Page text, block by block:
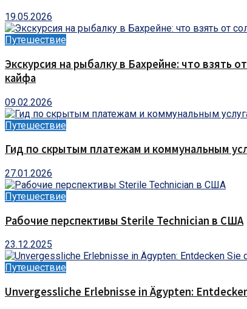
19.05.2026
Путешествие
Экскурсия на рыбалку в Бахрейне: что взять
кайфа
09.02.2026
Путешествие
Гид по скрытым платежам и коммунальным
27.01.2026
Путешествие
Рабочие перспективы Sterile Technician в США
23.12.2025
Путешествие
Unvergessliche Erlebnisse in Ägypten: